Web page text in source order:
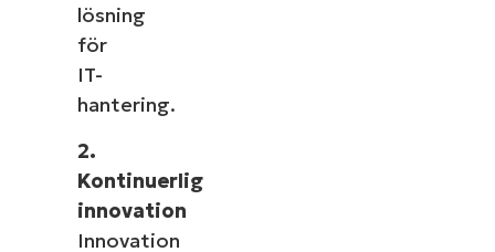
lösning
för
IT-
hantering.
2.
Kontinuerlig
innovation
Innovation